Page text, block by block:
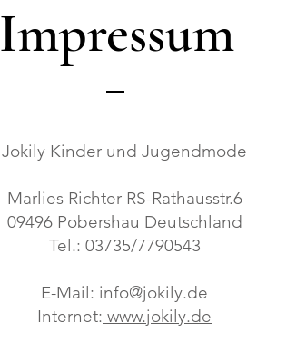
Impressum
Jokily Kinder und Jugendmode
Marlies Richter RS-Rathausstr.6
09496 Pobershau Deutschland
Tel.: 03735/7790543
E-Mail: info@jokily.de
Internet: www.jokily.de